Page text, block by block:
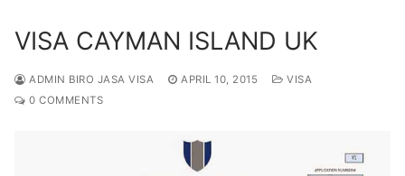
VISA CAYMAN ISLAND UK
ADMIN BIRO JASA VISA APRIL 10, 2015
VISA
0 COMMENTS